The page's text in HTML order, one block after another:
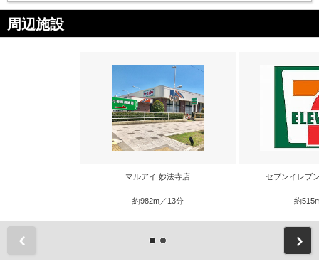
周辺施設
マルアイ 妙法寺店
約982m／13分
セブンイレブ
約